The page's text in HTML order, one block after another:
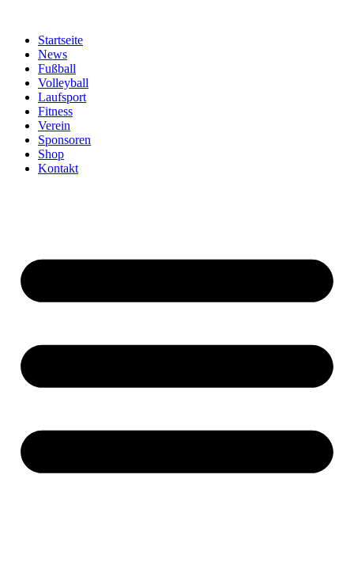
springenStartseite
News
Fußball
Volleyball
Laufsport
Fitness
Verein
Sponsoren
Shop
Kontakt